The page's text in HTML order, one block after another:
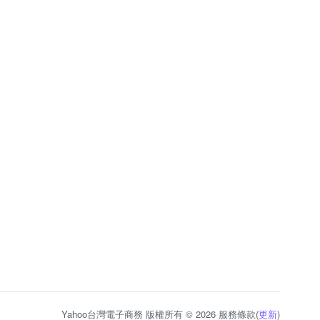
Yahoo台灣電子商務 版權所有 © 2026 服務條款(更新)